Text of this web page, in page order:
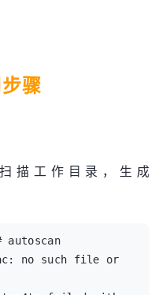
骤
描工作目录，生成
autoscan